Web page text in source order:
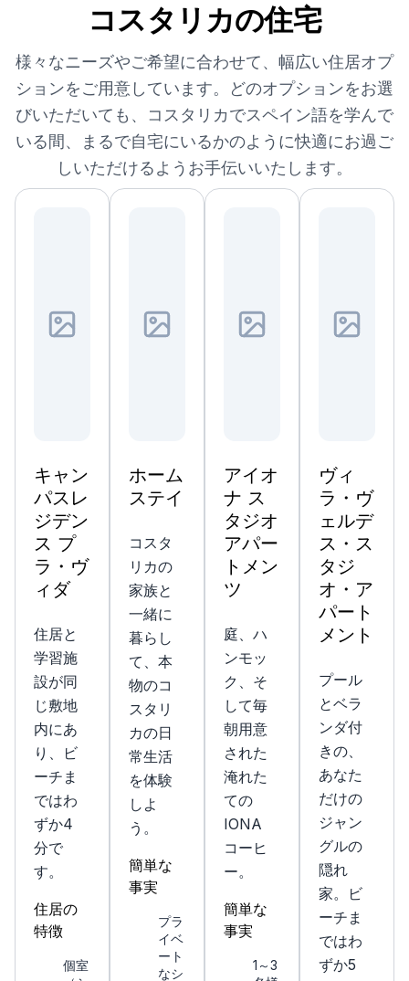
コスタリカの住宅
様々なニーズやご希望に合わせて、幅広い住居オプ
ションをご用意しています。どのオプションをお選
びいただいても、コスタリカでスペイン語を学んで
いる間、まるで自宅にいるかのように快適にお過ご
しいただけるようお手伝いいたします。
キャン
パスレ
ジデン
ス プ
ラ・ヴ
ィダ
住居と
学習施
設が同
じ敷地
内にあ
り、ビ
ーチま
ではわ
ずか4
分で
す。
住居の
特徴
個室
ホーム
ステイ
コスタ
リカの
家族と
一緒に
暮らし
て、本
物のコ
スタリ
カの日
常生活
を体験
しよ
う。
簡単な
事実
プラ
イベ
ート
なシ
アイオ
ナ ス
タジオ
アパー
トメン
ツ
庭、ハ
ンモッ
ク、そ
して毎
朝用意
された
淹れた
ての
IONA
コーヒ
ー。
簡単な
事実
1～3
ヴィ
ラ・ヴ
ェルデ
ス・ス
タジ
オ・ア
パート
メント
プール
とベラ
ンダ付
きの、
あなた
だけの
ジャン
グルの
隠れ
家。ビ
ーチま
ではわ
ずか5